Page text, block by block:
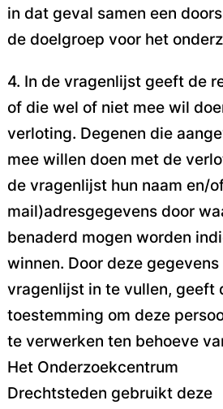
in dat geval samen een
de doelgroep voor het
4. In de vragenlijst geeft de
of die wel of niet mee wil
verloting. Degenen die
mee willen doen met de
de vragenlijst hun naam en/
mail)adresgegevens door
benaderd mogen worden
winnen. Door deze gegevens
vragenlijst in te vullen, geeft
toestemming om deze
te verwerken ten behoeve
Het Onderzoekcentrum
Drechtsteden gebruikt deze